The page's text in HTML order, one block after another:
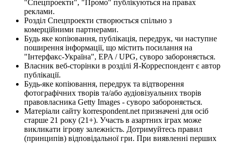
"Спецпроекти", "Промо" публікуються на правах
реклами.
Розділ Спецпроекти створюється спільно з
комерційними партнерами.
Будь яке копіювання, публікація, передрук, чи наступне
поширення інформації, що містить посилання на
"Інтерфакс-Україна", EPA / UPG, суворо забороняється.
Власник веб-сторінки в розділі Я-Корреспондент є автор
публікації.
Будь-яке копіювання, передрук та відтворення
фотографічних творів та/або аудіовізуальних творів
правовласника Getty Images - суворо забороняється.
Матеріали сайту korrespondent.net призначені для осіб
старше 21 року (21+). Участь в азартних іграх може
викликати ігрову залежність. Дотримуйтесь правил
(принципів) відповідальної гри. При виявленні перших